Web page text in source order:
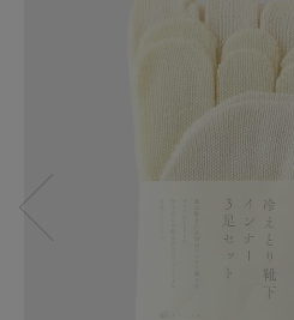
新規会